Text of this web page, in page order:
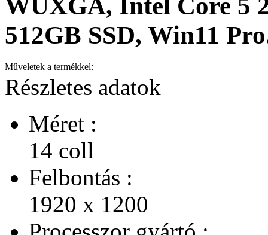
WUXGA, Intel Core 5
512GB SSD, Win11
Műveletek a termékkel:
Részletes adatok
Méret :
14 coll
Felbontás :
1920 x 1200